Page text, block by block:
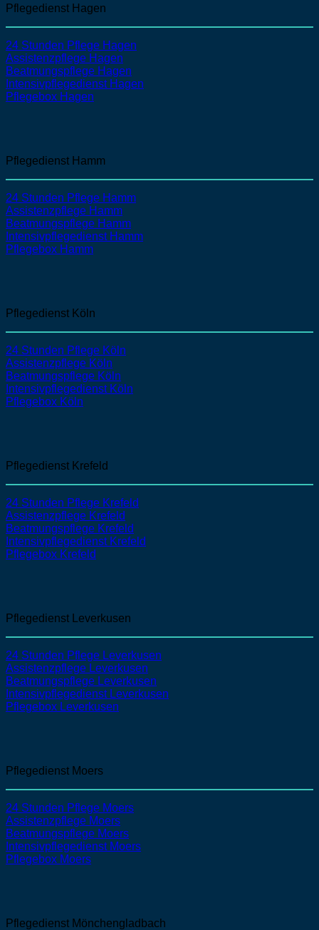
Pflegedienst Hagen
24 Stunden Pflege Hagen
Assistenzpflege Hagen
Beatmungspflege Hagen
Intensivpflegedienst Hagen
Pflegebox Hagen
Pflegedienst Hamm
24 Stunden Pflege Hamm
Assistenzpflege Hamm
Beatmungspflege Hamm
Intensivpflegedienst Hamm
Pflegebox Hamm
Pflegedienst Köln
24 Stunden Pflege Köln
Assistenzpflege Köln
Beatmungspflege Köln
Intensivpflegedienst Köln
Pflegebox Köln
Pflegedienst Krefeld
24 Stunden Pflege Krefeld
Assistenzpflege Krefeld
Beatmungspflege Krefeld
Intensivpflegedienst Krefeld
Pflegebox Krefeld
Pflegedienst Leverkusen
24 Stunden Pflege Leverkusen
Assistenzpflege Leverkusen
Beatmungspflege Leverkusen
Intensivpflegedienst Leverkusen
Pflegebox Leverkusen
Pflegedienst Moers
24 Stunden Pflege Moers
Assistenzpflege Moers
Beatmungspflege Moers
Intensivpflegedienst Moers
Pflegebox Moers
Pflegedienst Mönchengladbach